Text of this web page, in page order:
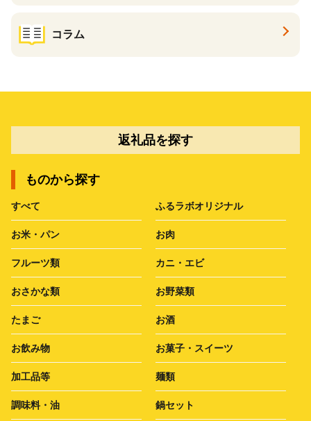
コラム
返礼品を探す
ものから探す
すべて ふるラボオリジナル
お米・パン お肉
フルーツ類 カニ・エビ
おさかな類 お野菜類
たまご お酒
お飲み物 お菓子・スイーツ
加工品等 麺類
調味料・油 鍋セット